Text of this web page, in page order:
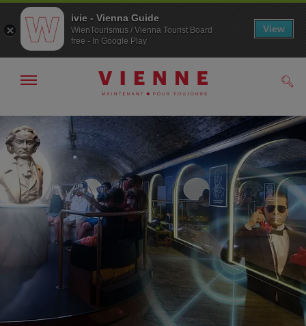
Navigation
Contenu
Afficher
la
navigation
ivie - Vienna Guide
WienTourismus / Vienna Tourist Board
free - In Google Play
View